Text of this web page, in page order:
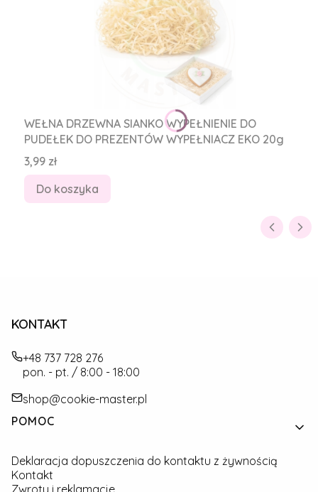
WEŁNA DRZEWNA SIANKO WYPEŁNIENIE DO
PUDEŁEK DO PREZENTÓW WYPEŁNIACZ EKO 20g
Cena
3,99 zł
Do koszyka
KONTAKT
+48 737 728 276
pon. - pt. / 8:00 - 18:00
shop@cookie-master.pl
Linki w stopce
POMOC
Deklaracja dopuszczenia do kontaktu z żywnością
Kontakt